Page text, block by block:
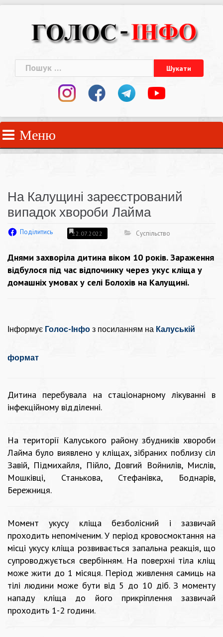
Пошук:
Меню
На Калущині зареєстрований
випадок хвороби Лайма
Поділитись 22.07.2022 Суспільство
Днями захворіла дитина віком 10 років. Зараження
відбулося під час відпочинку через укус кліща у
домашніх умовах у селі Болохів на Калущині.
Інформує Голос-Інфо з посиланням на Калуській
формат
Дитина перебувала на стаціонарному лікуванні в
інфекційному відділенні.
На території Калуського району збудників хвороби
Лайма було виявлено у кліщах, зібраних поблизу сіл
Завій, Підмихайля, Пійло, Довгий Войнилів, Мислів,
Мошківці, Станькова, Стефанівка, Боднарів,
Бережниця.
Момент укусу кліща безболісний і зазвичай
проходить непоміченим. У період кровосмоктання на
місці укусу кліща розвивається запальна реакція, що
супроводжується свербінням. На поверхні тіла кліщ
може жити до 1 місяця. Період живлення самиць на
тілі людини може бути від 5 до 10 діб. З моменту
нападу кліща до його прикріплення зазвичай
проходить 1-2 години.